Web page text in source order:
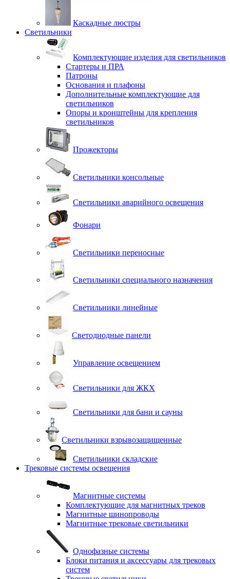
Каскадные люстры
Светильники
Комплектующие изделия для светильников
Стартеры и ПРА
Патроны
Основания и плафоны
Дополнительные комплектующие для
светильников
Опоры и кронштейны для крепления
светильников
Прожекторы
Светильники консольные
Светильники аварийного освещения
Фонари
Светильники переносные
Светильники специального назначения
Светильники линейные
Светодиодные панели
Управление освещением
Светильники для ЖКХ
Светильники для бани и сауны
Светильники взрывозащищенные
Светильники складские
Трековые системы освещения
Магнитные системы
Комплектующие для магнитных треков
Магнитные шинопроводы
Магнитные трековые светильники
Однофазные системы
Блоки питания и аксессуары для трековых
систем